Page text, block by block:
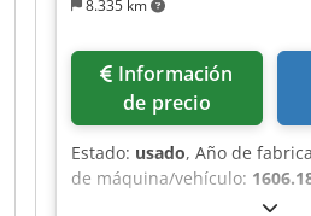
8.335 km
de precio
Estado: usado, Año de
de máquina/vehículo:
,